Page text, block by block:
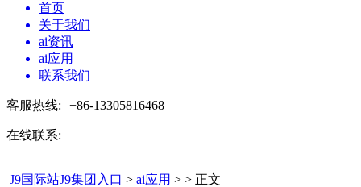
首页
关于我们
ai资讯
ai应用
联系我们
客服热线: +86-13305816468
在线联系:
J9国际站J9集团入口 > ai应用 > > 正文